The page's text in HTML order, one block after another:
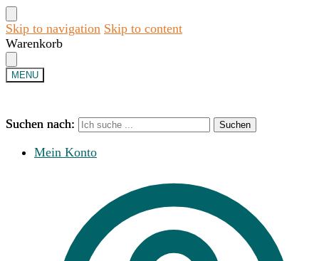
Skip to navigation Skip to content
Warenkorb
MENU
Suchen nach: Suchen
Mein Konto
Suchen nach: Suchen